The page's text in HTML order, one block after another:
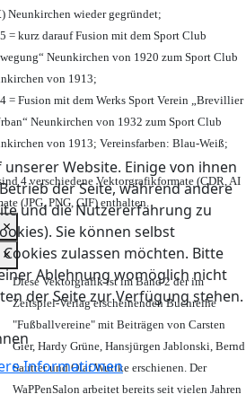
Website. Einige von ihnen
der Seite, während andere
und die Nutzererfahrung zu
Sie können selbst
zulassen möchten. Bitte
Ablehnung womöglich nicht
der Seite zur Verfügung stehen.
Informationen
Neunkirchen wieder gegründet;
= kurz darauf Fusion mit dem Sport Club
Neunkirchen von 1920 zum Sport Club
von 1913;
= Fusion mit dem Werks Sport Verein „Brevillier
Neunkirchen von 1932 zum Sport Club
von 1913; Vereinsfarben: Blau-Weiß;
4 verschiedene Vektorgrafikformate (CDR, AI
(JPG, PNG, GIF) enthalten.
×
×
Diese Vektorgrafik ist im Band 2 der im
Zeitspiel-Verlag erscheinenden Buchreihe
"Fußballvereine" mit Beiträgen von Carsten
Gier, Hardy Grüne, Hansjürgen Jablonski, Bernd
Sautter und Olaf Wuttke erschienen. Der
WaPPenSalon arbeitet bereits seit vielen Jahren